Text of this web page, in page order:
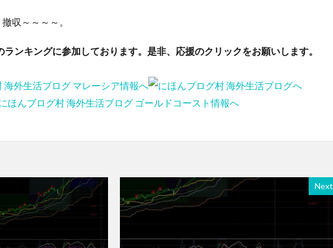
収～～～～。
ランキングに参加しております。是非、応援のクリックをお願いします。
Next